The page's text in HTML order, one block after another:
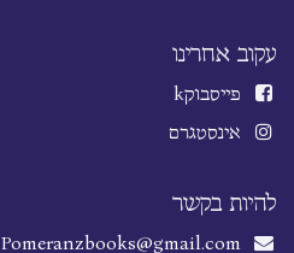
עקוב אחרינו
פייסבוקk
אינסטגרם
להיות בקשר
Pomeranzbooks@gmail.com